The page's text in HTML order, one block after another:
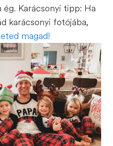
ég. Karácsonyi tipp: Ha
karácsonyi fotójába,
magad!